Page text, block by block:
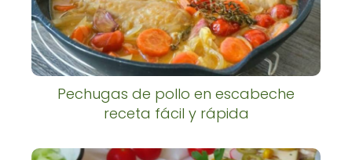
Pechugas de pollo en escabeche
receta fácil y rápida